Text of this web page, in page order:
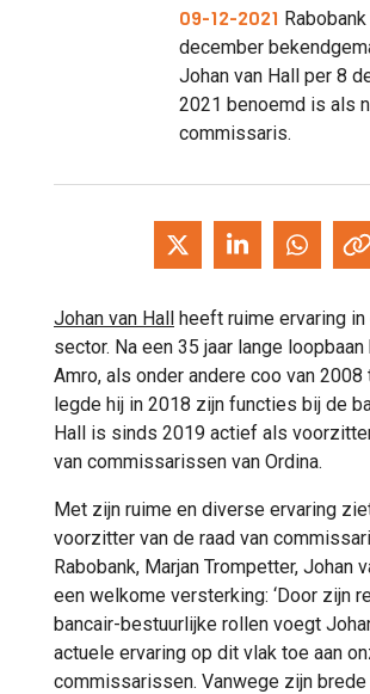
09-12-2021
december
Johan van Hall per 8
2021 benoemd is als
commissaris.
Johan van Hall heeft ruime ervaring
sector. Na een 35 jaar lange loopbaan
Amro, als onder andere coo van 2008
legde hij in 2018 zijn functies bij de
Hall is sinds 2019 actief als
van commissarissen van Ordina.
Met zijn ruime en diverse ervaring
voorzitter van de raad van
Rabobank, Marjan Trompetter, Johan
een welkome versterking: ‘Door zijn
bancair-bestuurlijke rollen voegt
actuele ervaring op dit vlak toe aan
commissarissen. Vanwege zijn